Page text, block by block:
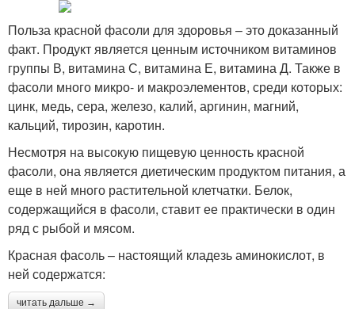
Польза красной фасоли для здоровья – это доказанный
факт. Продукт является ценным источником витаминов
группы В, витамина С, витамина Е, витамина Д. Также в
фасоли много микро- и макроэлементов, среди которых:
цинк, медь, сера, железо, калий, аргинин, магний,
кальций, тирозин, каротин.
Несмотря на высокую пищевую ценность красной
фасоли, она является диетическим продуктом питания, а
еще в ней много растительной клетчатки. Белок,
содержащийся в фасоли, ставит ее практически в один
ряд с рыбой и мясом.
Красная фасоль – настоящий кладезь аминокислот, в
ней содержатся:
читать дальше →